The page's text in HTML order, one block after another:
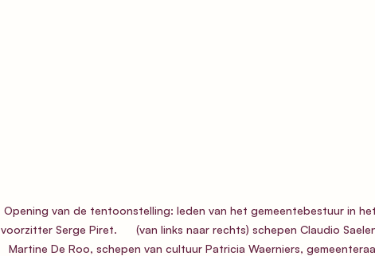
Opening van de tentoonstelling: leden van het gemeentebestuur in
voorzitter Serge Piret.      (van links naar rechts) schepen Claudio
Martine De Roo, schepen van cultuur Patricia Waerniers,